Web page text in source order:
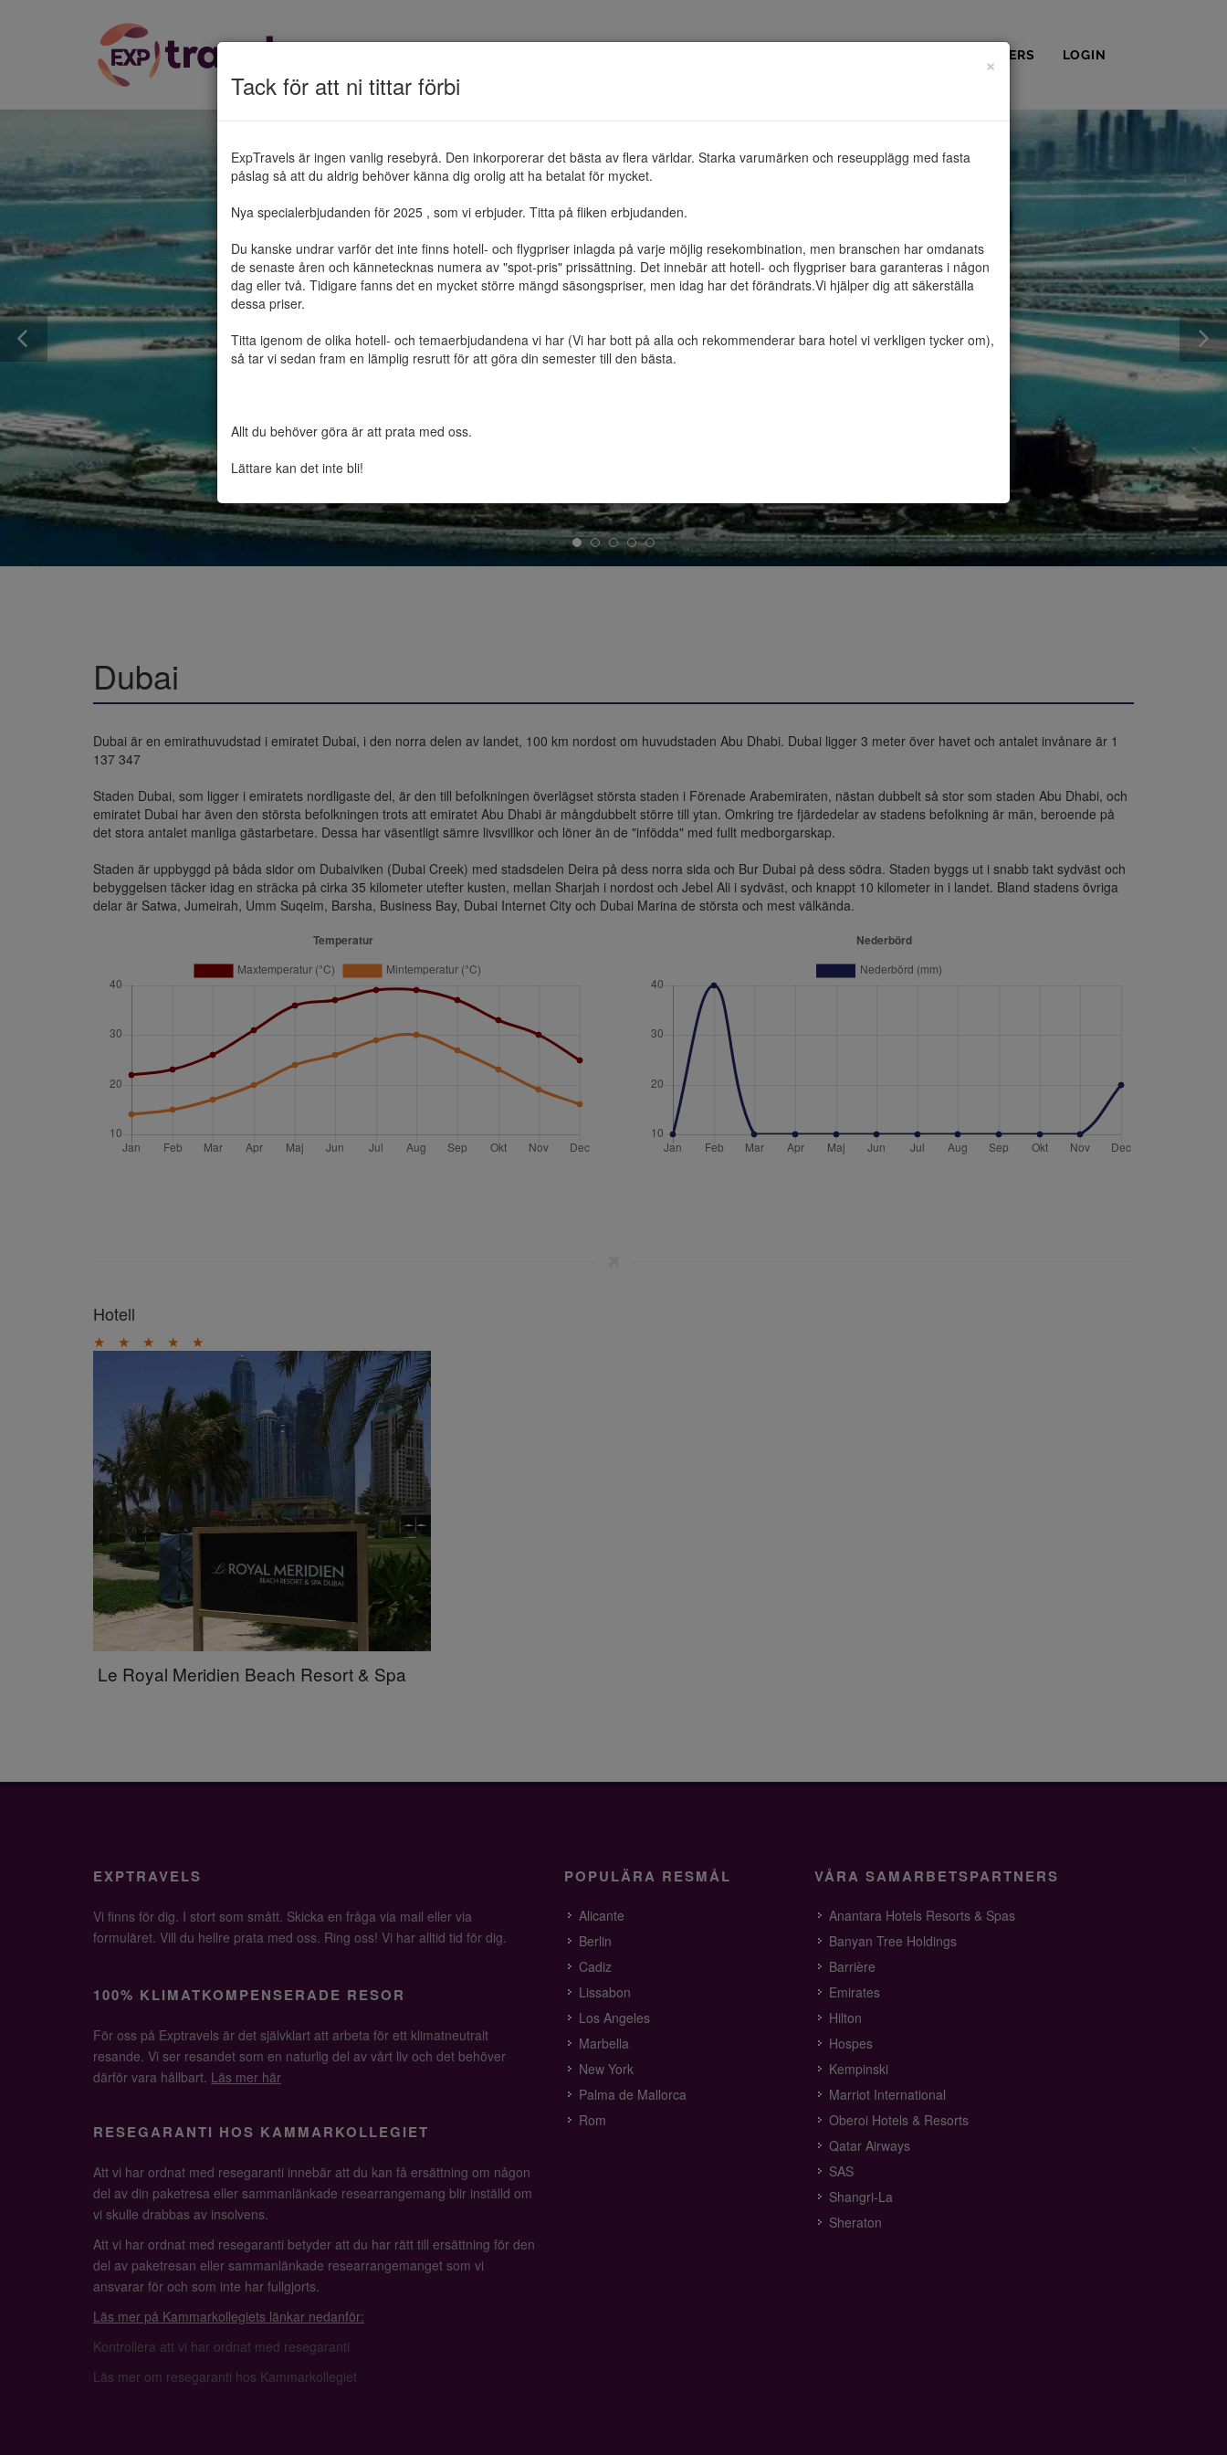
PARTNERS LOGIN
Tack för att ni tittar förbi
×
ExpTravels är ingen vanlig resebyrå. Den inkorporerar det bästa av flera världar. Starka varumärken och reseupplägg med fasta
påslag så att du aldrig behöver känna dig orolig att ha betalat för mycket.
Nya specialerbjudanden för 2025 , som vi erbjuder. Titta på fliken erbjudanden.
Du kanske undrar varför det inte finns hotell- och flygpriser inlagda på varje möjlig resekombination, men branschen har omdanats
de senaste åren och kännetecknas numera av "spot-pris" prissättning. Det innebär att hotell- och flygpriser bara garanteras i någon
dag eller två. Tidigare fanns det en mycket större mängd säsongspriser, men idag har det förändrats.Vi hjälper dig att säkerställa
dessa priser.
Titta igenom de olika hotell- och temaerbjudandena vi har (Vi har bott på alla och rekommenderar bara hotel vi verkligen tycker om),
så tar vi sedan fram en lämplig resrutt för att göra din semester till den bästa.
Allt du behöver göra är att prata med oss.
Lättare kan det inte bli!
Dubai
Dubai är en emirathuvudstad i emiratet Dubai, i den norra delen av landet, 100 km nordost om huvudstaden Abu Dhabi. Dubai ligger 3 meter över havet och antalet invånare är 1
137 347
Staden Dubai, som ligger i emiratets nordligaste del, är den till befolkningen överlägset största staden i Förenade Arabemiraten, nästan dubbelt så stor som staden Abu Dhabi, och
emiratet Dubai har även den största befolkningen trots att emiratet Abu Dhabi är mångdubbelt större till ytan. Omkring tre fjärdedelar av stadens befolkning är män, beroende på
det stora antalet manliga gästarbetare. Dessa har väsentligt sämre livsvillkor och löner än de "infödda" med fullt medborgarskap.
Staden är uppbyggd på båda sidor om Dubaiviken (Dubai Creek) med stadsdelen Deira på dess norra sida och Bur Dubai på dess södra. Staden byggs ut i snabb takt sydväst och
bebyggelsen täcker idag en sträcka på cirka 35 kilometer utefter kusten, mellan Sharjah i nordost och Jebel Ali i sydväst, och knappt 10 kilometer in i landet. Bland stadens övriga
delar är Satwa, Jumeirah, Umm Suqeim, Barsha, Business Bay, Dubai Internet City och Dubai Marina de största och mest välkända.
Hotell
★ ★ ★ ★ ★
Le Royal Meridien Beach Resort & Spa
EXPTRAVELS
Vi finns för dig. I stort som smått. Skicka en fråga via mail eller via
formuläret. Vill du hellre prata med oss. Ring oss! Vi har alltid tid för dig.
100% KLIMATKOMPENSERADE RESOR
För oss på Exptravels är det självklart att arbeta för ett klimatneutralt
resande. Vi ser resandet som en naturlig del av vårt liv och det behöver
därför vara hållbart. Läs mer här
RESEGARANTI HOS KAMMARKOLLEGIET
Att vi har ordnat med resegaranti innebär att du kan få ersättning om någon
del av din paketresa eller sammanlänkade researrangemang blir inställd om
vi skulle drabbas av insolvens.
Att vi har ordnat med resegaranti betyder att du har rätt till ersättning för den
del av paketresan eller sammanlänkade researrangemanget som vi
ansvarar för och som inte har fullgjorts.
Läs mer på Kammarkollegiets länkar nedanför:
Kontrollera att vi har ordnat med resegaranti
Läs mer om resegaranti hos Kammarkollegiet
POPULÄRA RESMÅL
Alicante
Berlin
Cadiz
Lissabon
Los Angeles
Marbella
New York
Palma de Mallorca
Rom
VÅRA SAMARBETSPARTNERS
Anantara Hotels Resorts & Spas
Banyan Tree Holdings
Barrière
Emirates
Hilton
Hospes
Kempinski
Marriot International
Oberoi Hotels & Resorts
Qatar Airways
SAS
Shangri-La
Sheraton